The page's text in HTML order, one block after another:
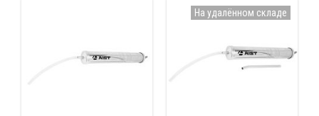
смазки узлов агрегатов.
На удалённом складе